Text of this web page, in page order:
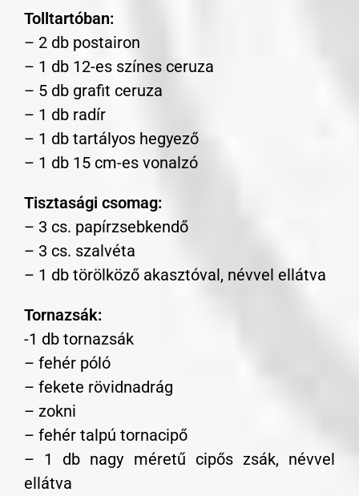
Tolltartóban:
– 2 db postairon
– 1 db 12-es színes ceruza
– 5 db grafit ceruza
– 1 db radír
– 1 db tartályos hegyező
– 1 db 15 cm-es vonalzó
Tisztasági csomag:
– 3 cs. papírzsebkendő
– 3 cs. szalvéta
– 1 db törölköző akasztóval, névvel ellátva
Tornazsák:
-1 db tornazsák
– fehér póló
– fekete rövidnadrág
– zokni
– fehér talpú tornacipő
– 1 db nagy méretű cipős zsák, névvel
ellátva